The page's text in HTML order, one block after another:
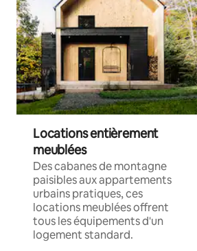
Locations entièrement
meublées
Des cabanes de montagne
paisibles aux appartements
urbains pratiques, ces
locations meublées offrent
tous les équipements d'un
logement standard.